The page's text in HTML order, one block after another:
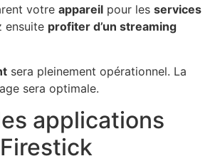
votre appareil pour les services
ensuite profiter d’un streaming
sera pleinement opérationnel. La
sera optimale.
applications